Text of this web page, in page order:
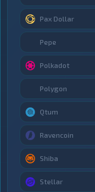
Pax Dollar
Pepe
Polkadot
Polygon
Qtum
Ravencoin
Shiba
Stellar